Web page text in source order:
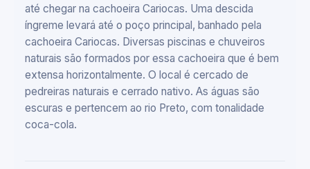
até chegar na cachoeira Cariocas. Uma descida
íngreme levará até o poço principal, banhado pela
cachoeira Cariocas. Diversas piscinas e chuveiros
naturais são formados por essa cachoeira que é bem
extensa horizontalmente. O local é cercado de
pedreiras naturais e cerrado nativo. As águas são
escuras e pertencem ao rio Preto, com tonalidade
coca-cola.